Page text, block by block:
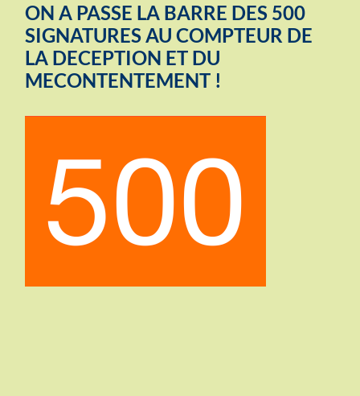
ON A PASSE LA BARRE DES 500
SIGNATURES AU COMPTEUR DE
LA DECEPTION ET DU
MECONTENTEMENT !